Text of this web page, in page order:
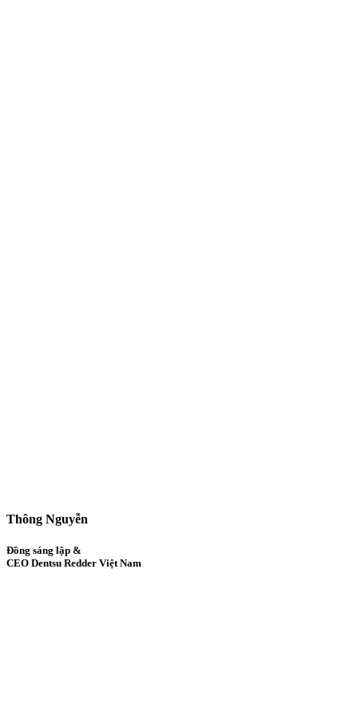
Thông Nguyễn
Đồng sáng lập &
CEO Dentsu Redder Việt Nam